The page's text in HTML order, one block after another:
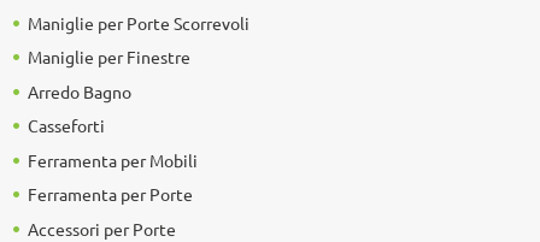
Maniglie per Porte Scorrevoli
Maniglie per Finestre
Arredo Bagno
Casseforti
Ferramenta per Mobili
Ferramenta per Porte
Accessori per Porte